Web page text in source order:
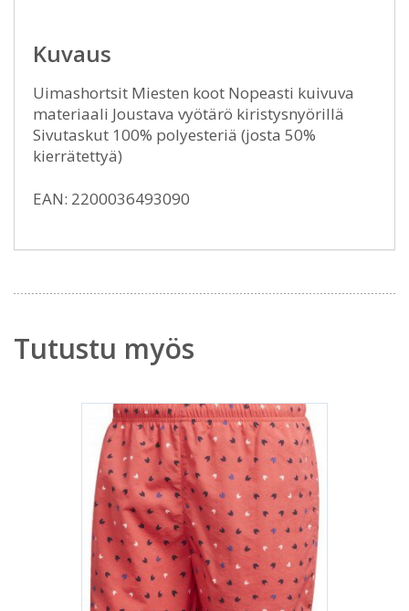
Kuvaus
Uimashortsit Miesten koot Nopeasti kuivuva
materiaali Joustava vyötärö kiristysnyörillä
Sivutaskut 100% polyesteriä (josta 50%
kierrätettyä)
EAN: 2200036493090
Tutustu myös